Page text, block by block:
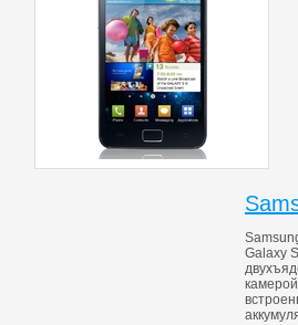
Galaxy